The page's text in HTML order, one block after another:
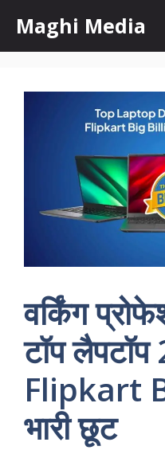
content
Maghi Media
वर्किंग
टॉप
Flipkart
भारी छूट